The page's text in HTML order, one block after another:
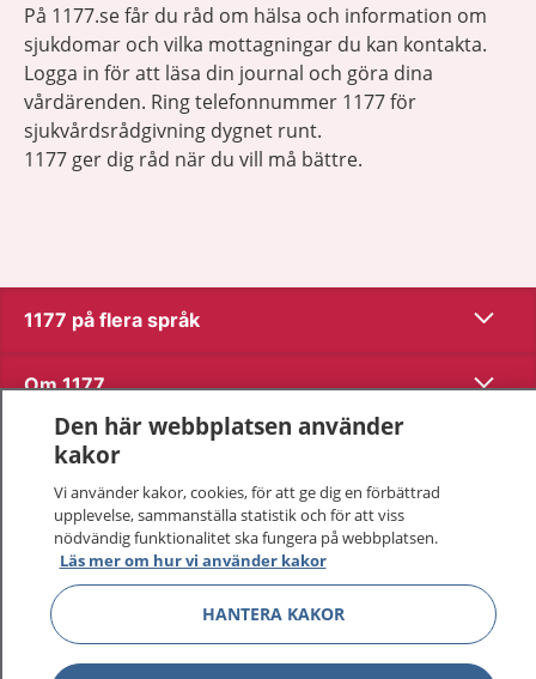
På 1177.se får du råd om hälsa och information om
sjukdomar och vilka mottagningar du kan kontakta.
Logga in för att läsa din journal och göra dina
vårdärenden. Ring telefonnummer 1177 för
sjukvårdsrådgivning dygnet runt.
1177 ger dig råd när du vill må bättre.
1177 på flera språk Visa
Om 1177 Visa
Kontakt
Behandling av personuppgifter
Hantering av kakor
Inställningar för kakor
Den här webbplatsen använder
kakor
Vi använder kakor, cookies, för att ge dig en förbättrad
upplevelse, sammanställa statistik och för att viss
nödvändig funktionalitet ska fungera på webbplatsen.
Läs mer om hur vi använder kakor
HANTERA KAKOR